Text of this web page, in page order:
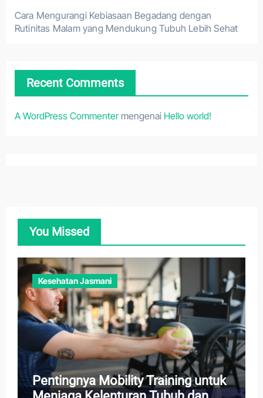
Cara Mengurangi Kebiasaan Begadang dengan
Rutinitas Malam yang Mendukung Tubuh Lebih Sehat
Recent Comments
A WordPress Commentermengenai Hello world!
You Missed
Kesehatan Jasmani
Pentingnya Mobility Training untuk